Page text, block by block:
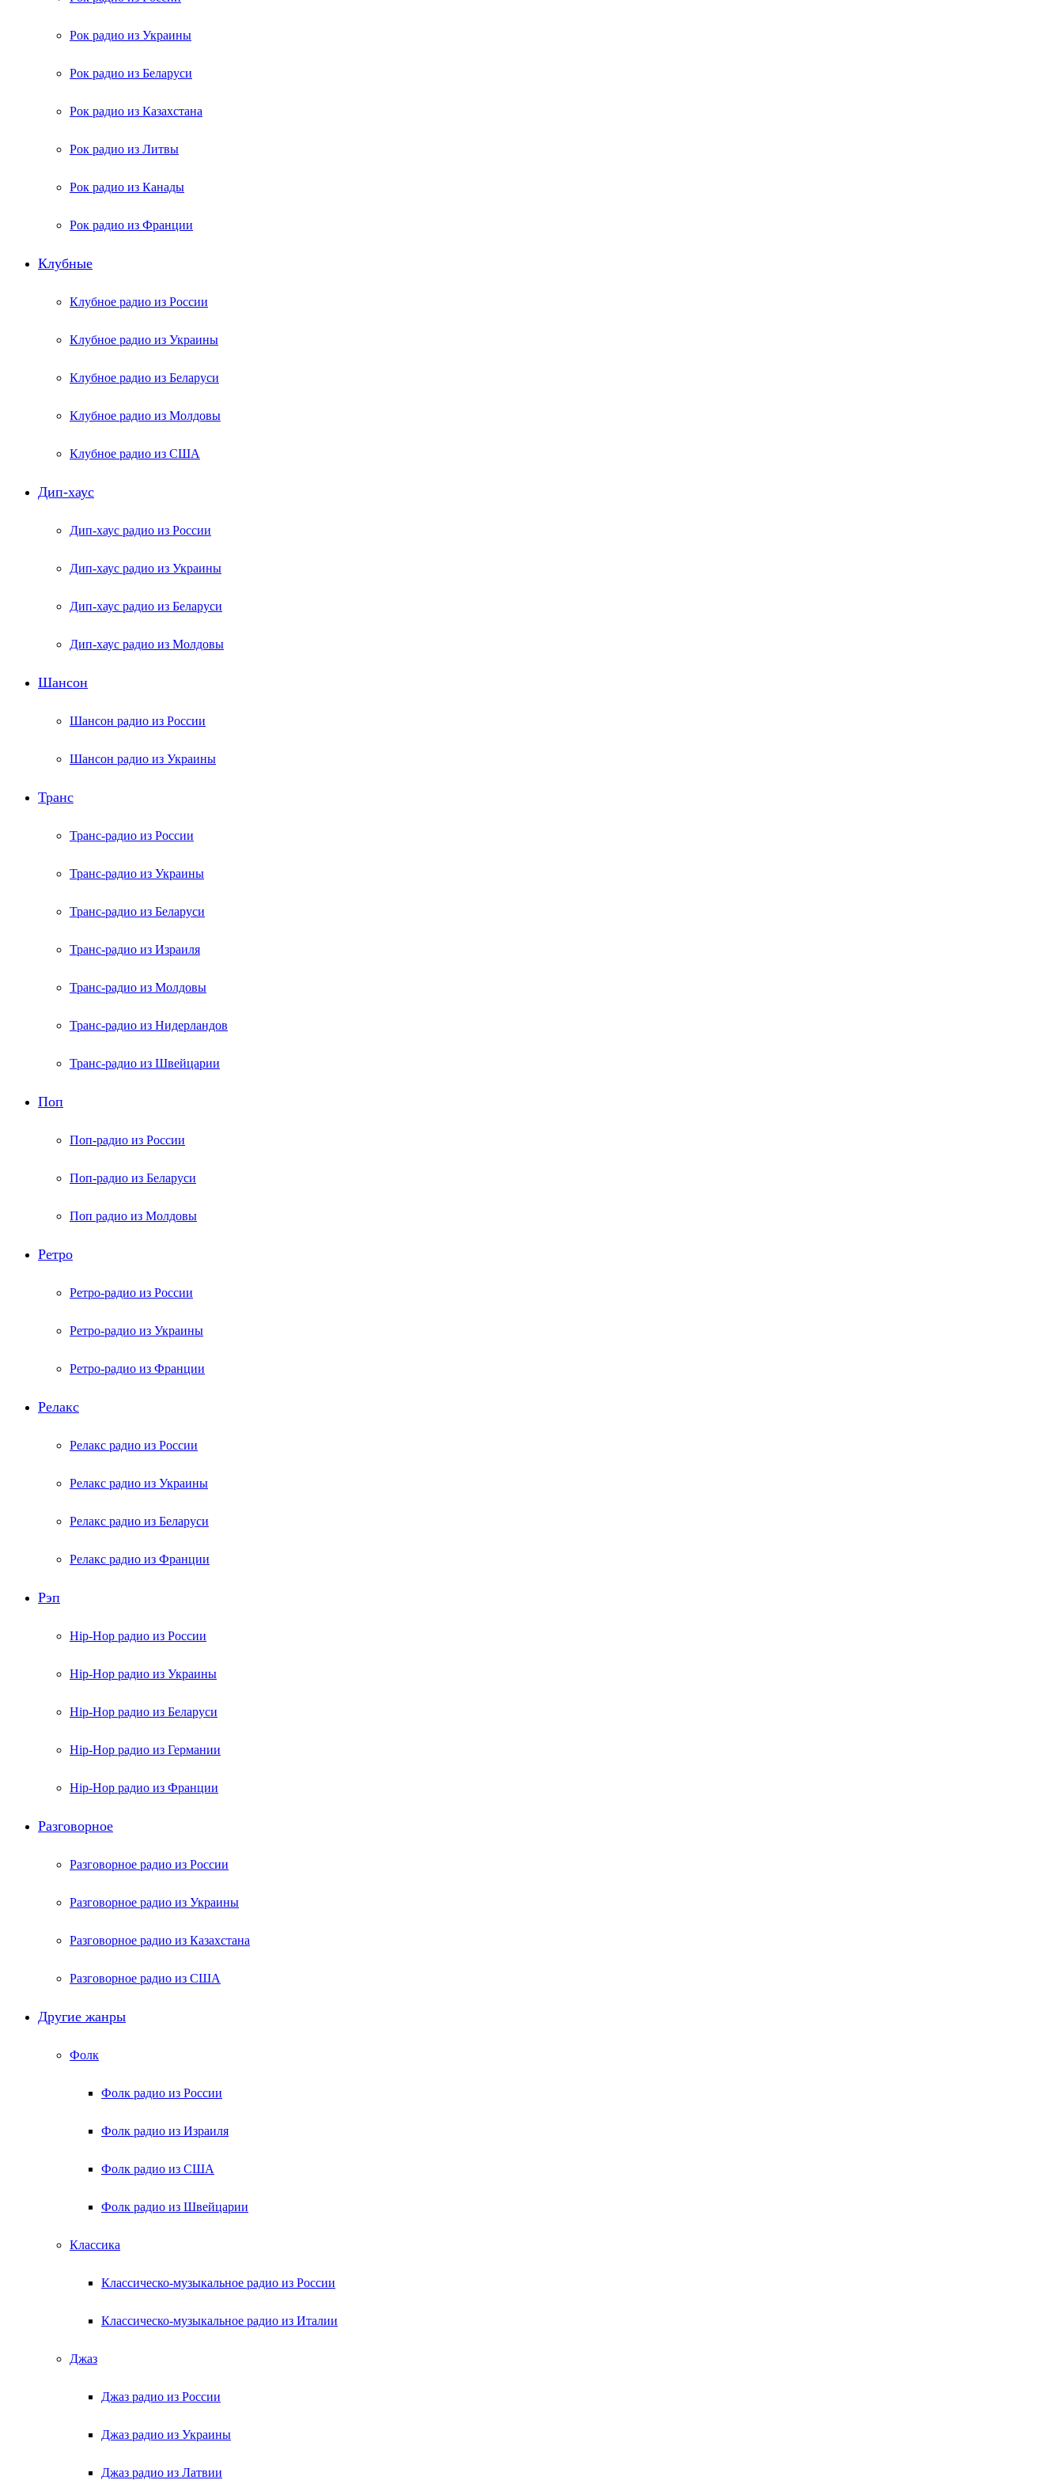
Рок радио из Украины
Рок радио из Беларуси
Рок радио из Казахстана
Рок радио из Литвы
Рок радио из Канады
Рок радио из Франции
Клубные
Клубное радио из России
Клубное радио из Украины
Клубное радио из Беларуси
Клубное радио из Молдовы
Клубное радио из США
Дип-хаус
Дип-хаус радио из России
Дип-хаус радио из Украины
Дип-хаус радио из Беларуси
Дип-хаус радио из Молдовы
Шансон
Шансон радио из России
Шансон радио из Украины
Транс
Транс-радио из России
Транс-радио из Украины
Транс-радио из Беларуси
Транс-радио из Израиля
Транс-радио из Молдовы
Транс-радио из Нидерландов
Транс-радио из Швейцарии
Поп
Поп-радио из России
Поп-радио из Беларуси
Поп радио из Молдовы
Ретро
Ретро-радио из России
Ретро-радио из Украины
Ретро-радио из Франции
Релакс
Релакс радио из России
Релакс радио из Украины
Релакс радио из Беларуси
Релакс радио из Франции
Рэп
Hip-Hop радио из России
Hip-Hop радио из Украины
Hip-Hop радио из Беларуси
Hip-Hop радио из Германии
Hip-Hop радио из Франции
Разговорное
Разговорное радио из России
Разговорное радио из Украины
Разговорное радио из Казахстана
Разговорное радио из США
Другие жанры
Фолк
Фолк радио из России
Фолк радио из Израиля
Фолк радио из США
Фолк радио из Швейцарии
Классика
Классическо-музыкальное радио из России
Классическо-музыкальное радио из Италии
Джаз
Джаз радио из России
Джаз радио из Украины
Джаз радио из Латвии